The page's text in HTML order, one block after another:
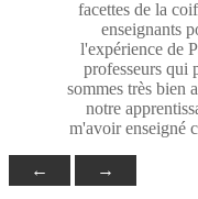
facettes de la
enseignants
l'expérience de
professeurs qui
sommes très bien
notre
m'avoir enseigné
← →